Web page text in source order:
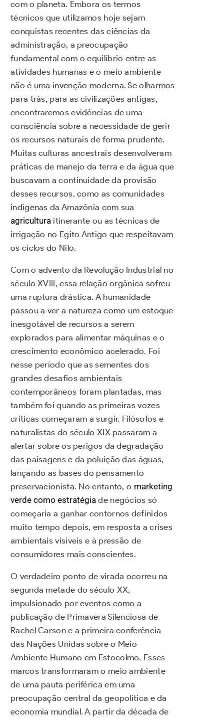
com o planeta. Embora os termos
técnicos que utilizamos hoje sejam
conquistas recentes das ciências da
administração, a preocupação
fundamental com o equilíbrio entre as
atividades humanas e o meio ambiente
não é uma invenção moderna. Se olharmos
para trás, para as civilizações antigas,
encontraremos evidências de uma
consciência sobre a necessidade de gerir
os recursos naturais de forma prudente.
Muitas culturas ancestrais desenvolveram
práticas de manejo da terra e da água que
buscavam a continuidade da provisão
desses recursos, como as comunidades
indígenas da Amazônia com sua
agricultura itinerante ou as técnicas de
irrigação no Egito Antigo que respeitavam
os ciclos do Nilo.
Com o advento da Revolução Industrial no
século XVIII, essa relação orgânica sofreu
uma ruptura drástica. A humanidade
passou a ver a natureza como um estoque
inesgotável de recursos a serem
explorados para alimentar máquinas e o
crescimento econômico acelerado. Foi
nesse período que as sementes dos
grandes desafios ambientais
contemporâneos foram plantadas, mas
também foi quando as primeiras vozes
críticas começaram a surgir. Filósofos e
naturalistas do século XIX passaram a
alertar sobre os perigos da degradação
das paisagens e da poluição das águas,
lançando as bases do pensamento
preservacionista. No entanto, o marketing
verde como estratégia de negócios só
começaria a ganhar contornos definidos
muito tempo depois, em resposta a crises
ambientais visíveis e à pressão de
consumidores mais conscientes.
O verdadeiro ponto de virada ocorreu na
segunda metade do século XX,
impulsionado por eventos como a
publicação de Primavera Silenciosa de
Rachel Carson e a primeira conferência
das Nações Unidas sobre o Meio
Ambiente Humano em Estocolmo. Esses
marcos transformaram o meio ambiente
de uma pauta periférica em uma
preocupação central da geopolítica e da
economia mundial. A partir da década de